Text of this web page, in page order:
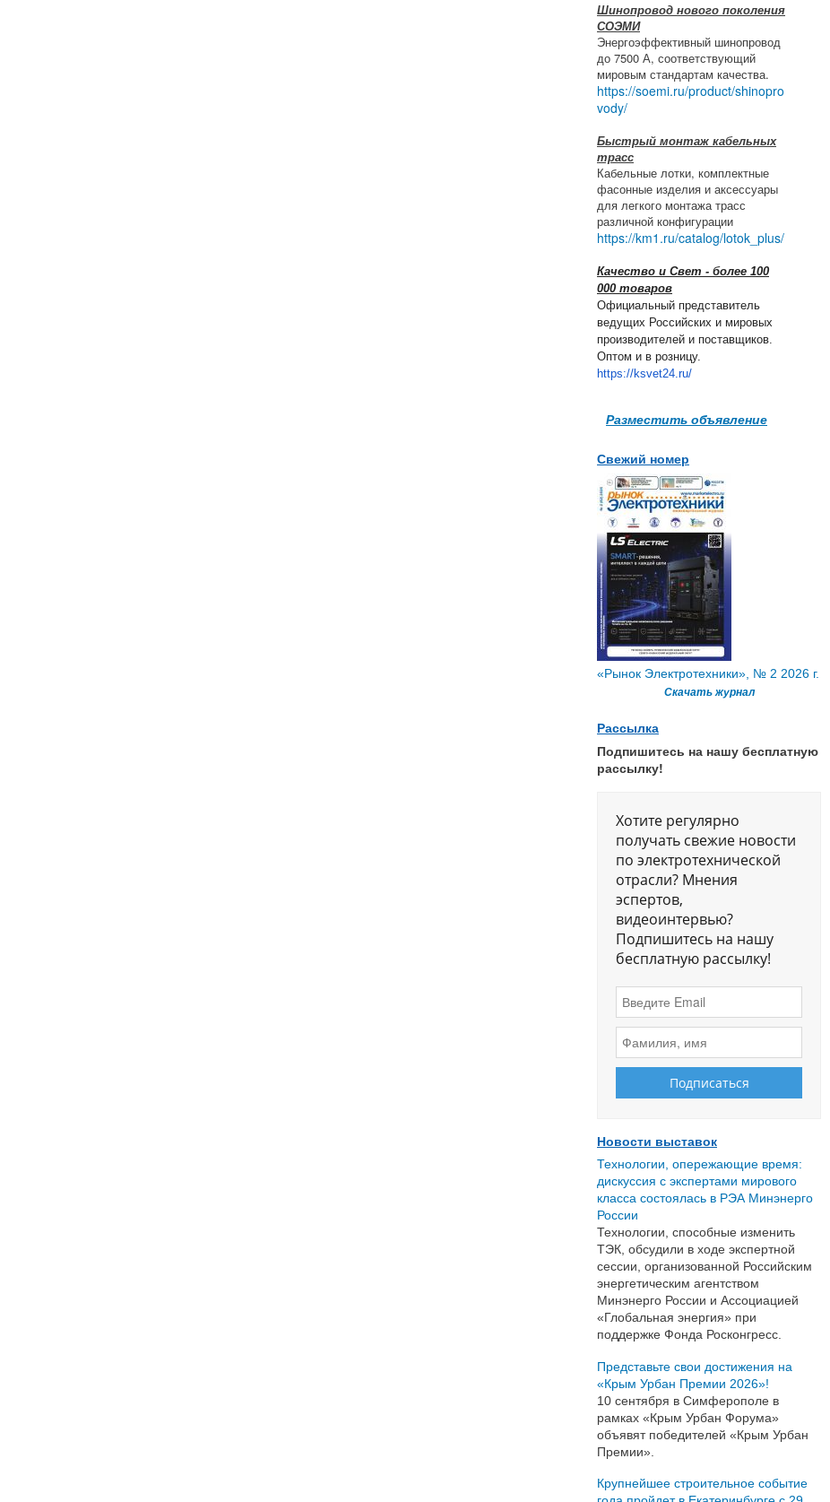
Шинопровод нового поколения
СОЭМИ
Энергоэффективный шинопровод
до 7500 А, соответствующий
мировым стандартам качества.
https://soemi.ru/product/shinopro
vody/
Быстрый монтаж кабельных
трасс
Кабельные лотки, комплектные
фасонные изделия и аксессуары
для легкого монтажа трасс
различной конфигурации
https://km1.ru/catalog/lotok_plus/
Качество и Свет - более 100
000 товаров
Официальный представитель
ведущих Российских и мировых
производителей и поставщиков.
Оптом и в розницу.
https://ksvet24.ru/
Разместить объявление
Свежий номер
«Рынок Электротехники», № 2 2026 г.
Скачать журнал
Рассылка
Подпишитесь на нашу бесплатную
рассылку!
Хотите регулярно
получать свежие новости
по электротехнической
отрасли? Мнения
эспертов,
видеоинтервью?
Подпишитесь на нашу
бесплатную рассылку!
Новости выставок
Технологии, опережающие время:
дискуссия с экспертами мирового
класса состоялась в РЭА Минэнерго
России
Технологии, способные изменить
ТЭК, обсудили в ходе экспертной
сессии, организованной Российским
энергетическим агентством
Минэнерго России и Ассоциацией
«Глобальная энергия» при
поддержке Фонда Росконгресс.
Представьте свои достижения на
«Крым Урбан Премии 2026»!
10 сентября в Симферополе в
рамках «Крым Урбан Форума»
объявят победителей «Крым Урбан
Премии».
Крупнейшее строительное событие